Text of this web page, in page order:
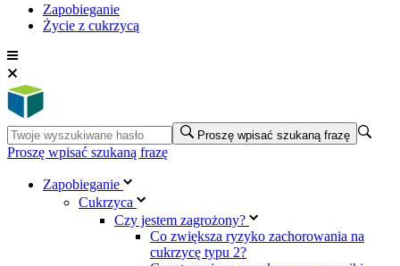
Zapobieganie
Życie z cukrzycą
Proszę wpisać szukaną frazę
Proszę wpisać szukaną frazę
Zapobieganie
Cukrzyca
Czy jestem zagrożony?
Co zwiększa ryzyko zachorowania na
cukrzycę typu 2?